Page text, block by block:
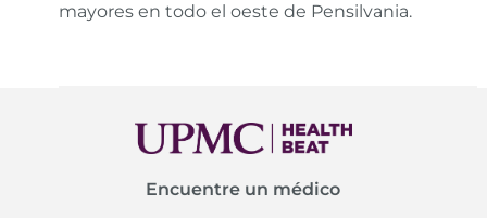
antidepressant-use.html.Enlace.
mayores en todo el oeste de Pensilvania.
Encuentre un médico